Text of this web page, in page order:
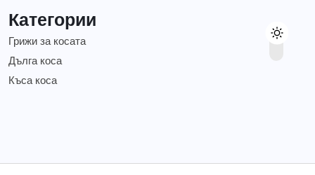
Категории
Грижи за косата
Дълга коса
Къса коса